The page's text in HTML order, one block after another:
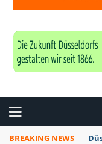
BREAKING NEWS